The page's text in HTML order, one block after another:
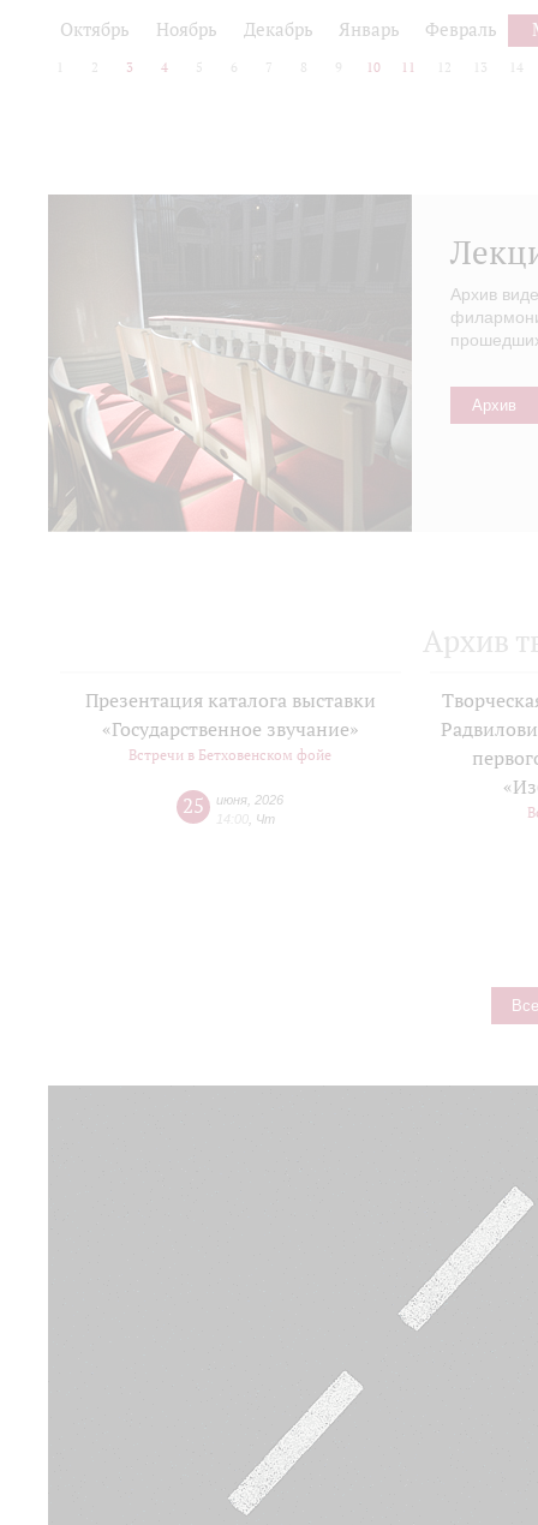
Октябрь Ноябрь Декабрь Январь Февраль
2 3 4 5 6 7 8 9 10 11 12 13 14
Архив
Архив
Архив
Презентация каталога выставки
«Государственное звучание»
Встречи в Бетховенском фойе
25 июня 2026
14:00 Чт